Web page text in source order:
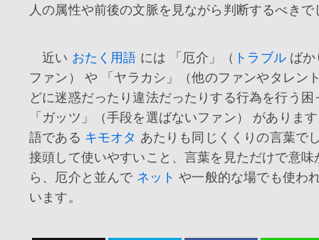
人の属性や前後の文脈を見ながら判断するべきで
近い おたく用語 には 「厄介」（ トラブルばか
ファン） や 「ヤラカシ」（他のファンやタレン
どに迷惑だったり違法だったりする行為を行う困
「ガッツ」（手段を選ばないファン） がありま
語である キモオタ あたりも同じくくりの言葉
接頭して使いやすいこと、言葉を見ただけで意味
ら、厄介と並んで ネット や一般的な場でも使わ
います。